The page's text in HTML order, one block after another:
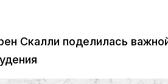
Скалли поделилась